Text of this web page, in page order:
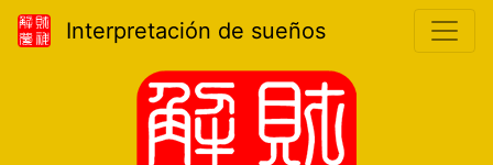
Interpretación de sueños